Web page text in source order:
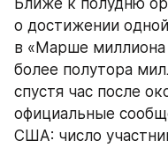
Ближе к полудню
о достижении
в «Марше
более полутора
спустя час после
официальные
США: число